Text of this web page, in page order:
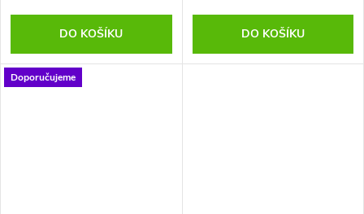
DO KOŠÍKU DO KOŠÍKU
Doporučujeme